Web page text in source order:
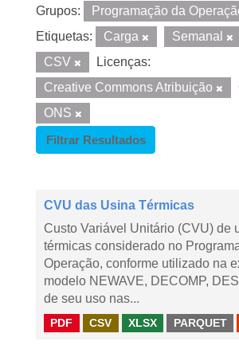
Grupos:
Programação da
Etiquetas:
Carga Semanal
CSV
Licenças:
Creative Commons Atribuição
ONS
Filtrar Resultados
CVU das Usina Térmicas
Custo Variável Unitário (CVU) de
térmicas considerado no
Operação, conforme utilizado na
modelo NEWAVE, DECOMP,
de seu uso nas...
PDF CSV XLSX PARQUET